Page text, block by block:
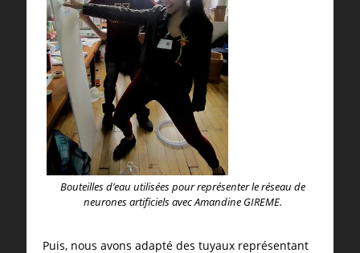
Bouteilles d’eau utilisées pour représenter le réseau de
neurones artificiels avec Amandine GIREME.
Puis, nous avons adapté des tuyaux représentant